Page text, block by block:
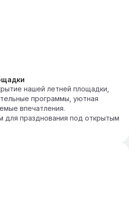
нашей летней площадки,
программы, уютная
впечатления.
для празднования под открытым